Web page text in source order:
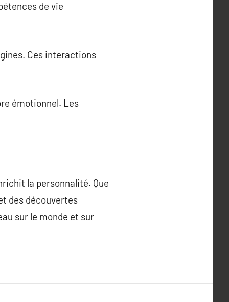
de vie
Ces interactions
émotionnel. Les
la personnalité. Que
des découvertes
sur le monde et sur